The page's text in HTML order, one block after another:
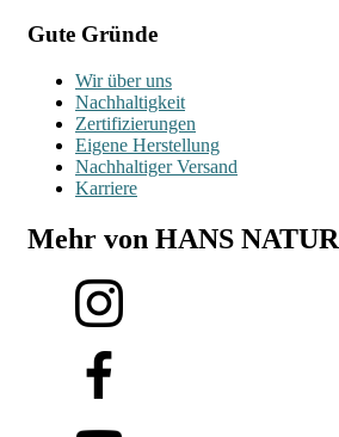
Gute Gründe
Wir über uns
Nachhaltigkeit
Zertifizierungen
Eigene Herstellung
Nachhaltiger Versand
Karriere
Mehr von HANS NATUR